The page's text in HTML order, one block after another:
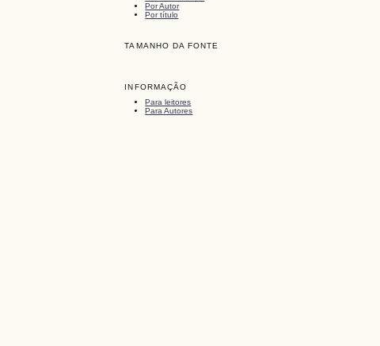
Por Autor
Por título
TAMANHO DA FONTE
INFORMAÇÃO
Para leitores
Para Autores